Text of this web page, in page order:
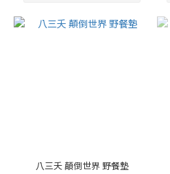
八三夭 顛倒世界 野餐墊